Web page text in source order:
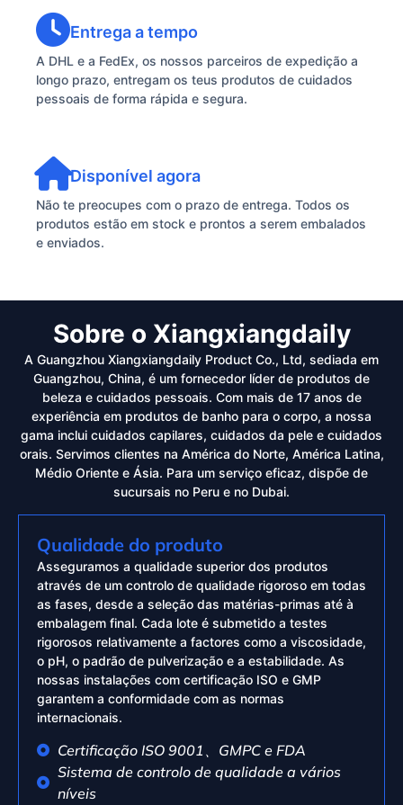
Entrega a tempo
A DHL e a FedEx, os nossos parceiros de expedição a
longo prazo, entregam os teus produtos de cuidados
pessoais de forma rápida e segura.
Disponível agora
Não te preocupes com o prazo de entrega. Todos os
produtos estão em stock e prontos a serem embalados
e enviados.
Sobre o Xiangxiangdaily
A Guangzhou Xiangxiangdaily Product Co., Ltd, sediada em
Guangzhou, China, é um fornecedor líder de produtos de
beleza e cuidados pessoais. Com mais de 17 anos de
experiência em produtos de banho para o corpo, a nossa
gama inclui cuidados capilares, cuidados da pele e cuidados
orais. Servimos clientes na América do Norte, América Latina,
Médio Oriente e Ásia. Para um serviço eficaz, dispõe de
sucursais no Peru e no Dubai.
Qualidade do produto
Asseguramos a qualidade superior dos produtos
através de um controlo de qualidade rigoroso em todas
as fases, desde a seleção das matérias-primas até à
embalagem final. Cada lote é submetido a testes
rigorosos relativamente a factores como a viscosidade,
o pH, o padrão de pulverização e a estabilidade. As
nossas instalações com certificação ISO e GMP
garantem a conformidade com as normas
internacionais.
Certificação ISO 9001、GMPC e FDA
Sistema de controlo de qualidade a vários
níveis